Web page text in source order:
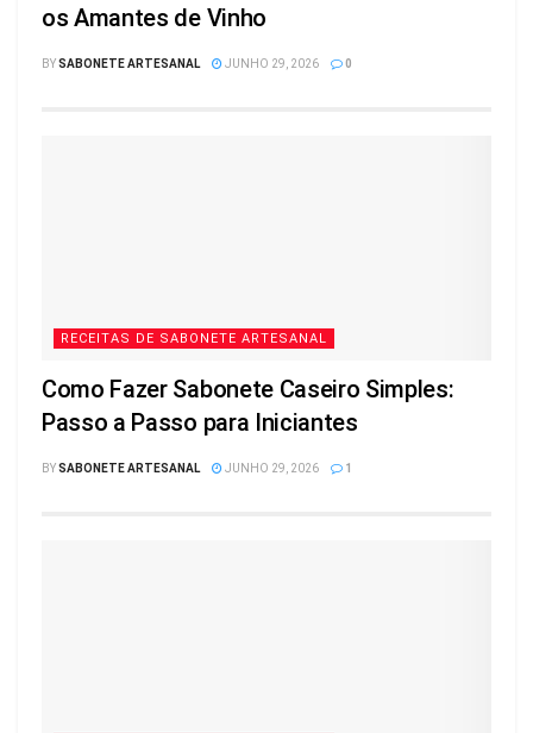
os Amantes de Vinho
BYSABONETE ARTESANAL JUNHO 29, 2026 0
RECEITAS DE SABONETE ARTESANAL
Como Fazer Sabonete Caseiro Simples:
Passo a Passo para Iniciantes
BYSABONETE ARTESANAL JUNHO 29, 2026 1